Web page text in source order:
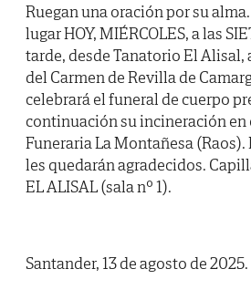
Ruegan una oración por su
lugar HOY, MIÉRCOLES, a las
tarde, desde Tanatorio El Alisal,
del Carmen de Revilla de
celebrará el funeral de cuerpo
continuación su incineración en
Funeraria La Montañesa (Raos).
les quedarán agradecidos.
EL ALISAL (sala nº 1).
Santander, 13 de agosto de 2025.